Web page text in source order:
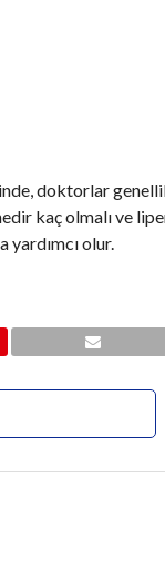
doktorlar
kaç olmalı ve
yardımcı olur.